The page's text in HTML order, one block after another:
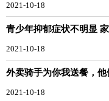
2021-10-18
青少年抑郁症状不明显
2021-10-18
外卖骑手为你我送餐，他
2021-10-18